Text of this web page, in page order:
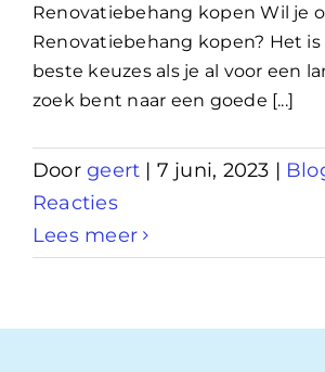
Renovatiebehang kopen Wil je
Renovatiebehang kopen? Het is
beste keuzes als je al voor een
zoek bent naar een goede [...]
Doorgeert | 7 juni, 2023 |
Reacties
Lees meer